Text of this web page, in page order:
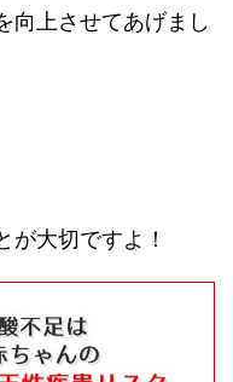
向上させてあげまし
が大切ですよ！